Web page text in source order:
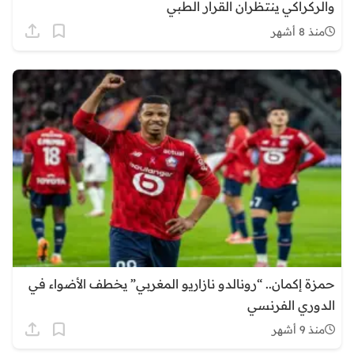
والركراكي ينتظران القرار الطبي
منذ 8 أشهر
حمزة إكمان.. “رونالدو نازاريو المغربي” يخطف الأضواء في
الدوري الفرنسي
منذ 9 أشهر